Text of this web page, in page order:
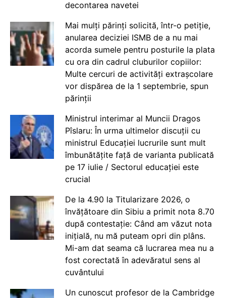
decontarea navetei
Mai mulți părinți solicită, într-o petiție,
anularea deciziei ISMB de a nu mai
acorda sumele pentru posturile la plata
cu ora din cadrul cluburilor copiilor:
Multe cercuri de activități extrașcolare
vor dispărea de la 1 septembrie, spun
părinții
Ministrul interimar al Muncii Dragos
Pîslaru: În urma ultimelor discuții cu
ministrul Educației lucrurile sunt mult
îmbunătățite față de varianta publicată
pe 17 iulie / Sectorul educației este
crucial
De la 4.90 la Titularizare 2026, o
învățătoare din Sibiu a primit nota 8.70
după contestație: Când am văzut nota
inițială, nu mă puteam opri din plâns.
Mi-am dat seama că lucrarea mea nu a
fost corectată în adevăratul sens al
cuvântului
Un cunoscut profesor de la Cambridge